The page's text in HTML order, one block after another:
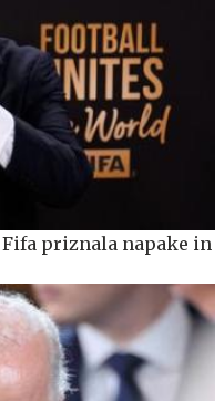
priznala napake in